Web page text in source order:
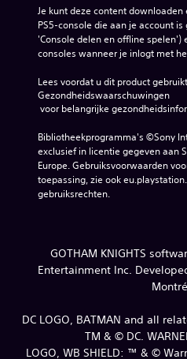
Je kunt deze content
PS5-console die aan je account
'Console delen en offline spelen')
consoles wanneer je inlogt met
Lees voordat u dit product
Gezondheidswaarschuwingen
voor belangrijke
Bibliotheekprogramma's ©Sony
exclusief in licentie gegeven aan
Europe. Gebruiksvoorwaarden
toepassing, zie ook
gebruiksrechten.
GOTHAM KNIGHTS
Entertainment Inc.
DC LOGO, BATMAN and all
TM & © DC.
LOGO, WB SHIELD: ™ & ©